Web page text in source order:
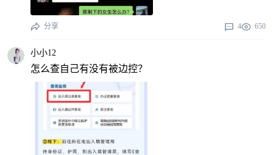
分享 4 650
小小12
怎么查自己有没有被边控？